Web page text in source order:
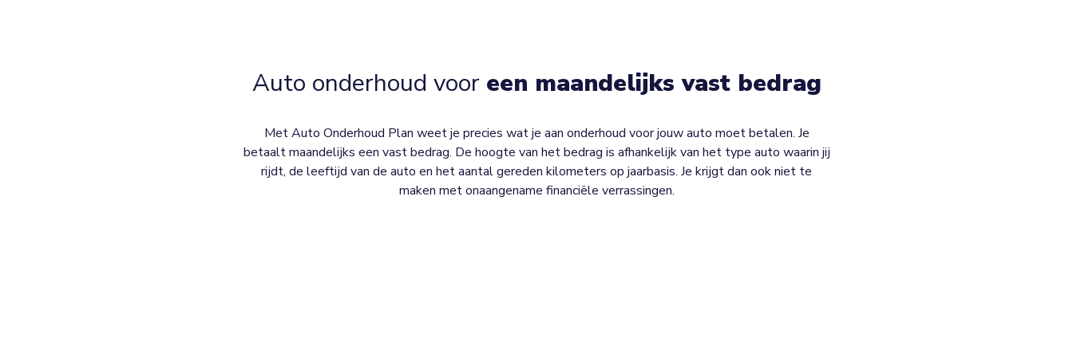
Auto onderhoud voor een maandelijks vast bedrag
Met Auto Onderhoud Plan weet je precies wat je aan onderhoud voor jouw auto moet betalen. Je
betaalt maandelijks een vast bedrag. De hoogte van het bedrag is afhankelijk van het type auto waarin jij
rijdt, de leeftijd van de auto en het aantal gereden kilometers op jaarbasis. Je krijgt dan ook niet te
maken met onaangename financiële verrassingen.